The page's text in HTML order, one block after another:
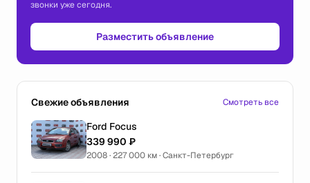
звонки уже сегодня.
Разместить объявление
Свежие объявления Смотреть все
Ford Focus
339 990 ₽
2008 · 227 000 км · Санкт-Петербург